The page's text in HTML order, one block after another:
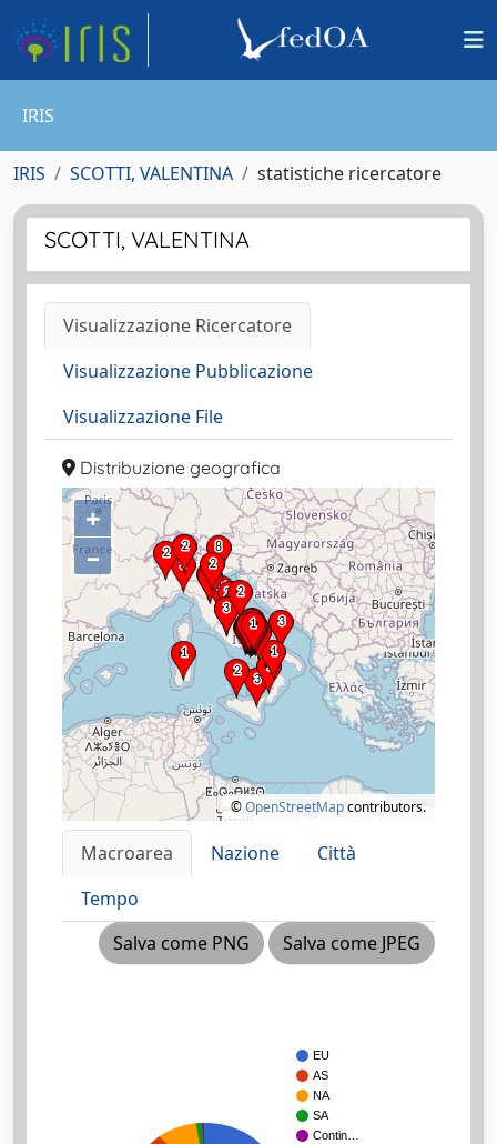
IRIS
IRIS SCOTTI, VALENTINA statistiche ricercatore
SCOTTI, VALENTINA
Visualizzazione Ricercatore
Visualizzazione Pubblicazione
Visualizzazione File
Distribuzione geografica
+
–
©OpenStreetMapcontributors.
Macroarea Nazione
Città
Tempo
Salva come PNG
Salva come JPEG
EU
AS
NA
SA
Contin…